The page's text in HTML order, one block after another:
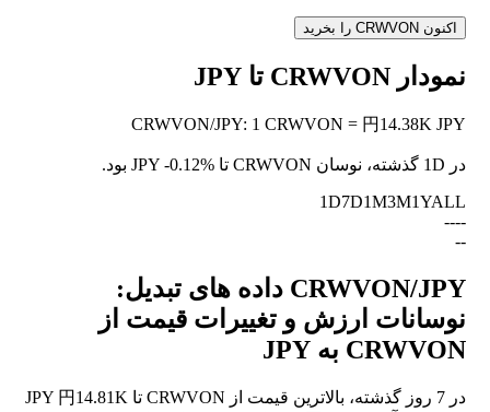
اکنون CRWVON را بخرید
نمودار CRWVON تا JPY
CRWVON/JPY: 1 CRWVON = 円14.38K JPY
در 1D گذشته، نوسان CRWVON تا JPY -0.12%
بود.
1D7D1M3M1YALL
--
--
--
CRWVON/JPY داده های تبدیل:
نوسانات ارزش و تغییرات قیمت از
CRWVON به JPY
در 7 روز گذشته، بالاترین قیمت از CRWVON تا JPY 円14.81K